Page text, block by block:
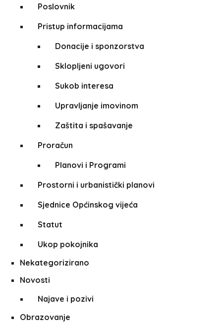
Poslovnik
Pristup informacijama
Donacije i sponzorstva
Sklopljeni ugovori
Sukob interesa
Upravljanje imovinom
Zaštita i spašavanje
Proračun
Planovi i Programi
Prostorni i urbanistički planovi
Sjednice Općinskog vijeća
Statut
Ukop pokojnika
Nekategorizirano
Novosti
Najave i pozivi
Obrazovanje